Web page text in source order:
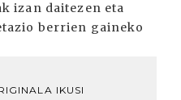
izan daitezen eta
berrien gaineko
IKUSI